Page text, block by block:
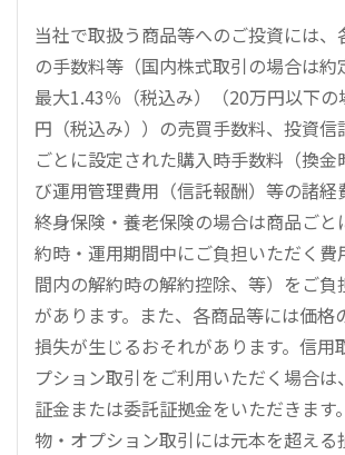
当社で取扱う商品等へのご投資には、
の手数料等（国内株式取引の場合は約
最大1.43％（税込み）（20万円以下
円（税込み））の売買手数料、投資信
ごとに設定された購入時手数料（換金
び運用管理費用（信託報酬）等の諸経
終身保険・養老保険の場合は商品ごと
約時・運用期間中にご負担いただく費
間内の解約時の解約控除、等）をご負
があります。また、各商品等には価格
損失が生じるおそれがあります。信用
プション取引をご利用いただく場合
証金または委託証拠金をいただきます
物・オプション取引には元本を超える